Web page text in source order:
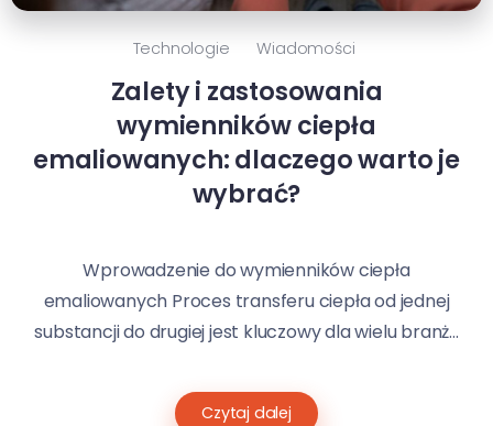
Technologie Wiadomości
Zalety i zastosowania
wymienników ciepła
emaliowanych: dlaczego warto je
wybrać?
Wprowadzenie do wymienników ciepła
emaliowanych Proces transferu ciepła od jednej
substancji do drugiej jest kluczowy dla wielu branż...
Czytaj dalej